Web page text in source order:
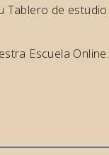
Tablero de estudio
Escuela Online.